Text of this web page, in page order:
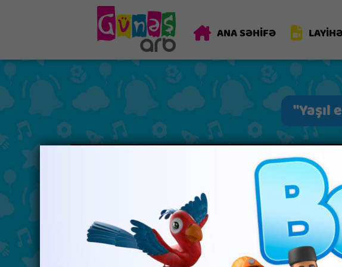
ANA SƏHİFƏ
"Yaşıl